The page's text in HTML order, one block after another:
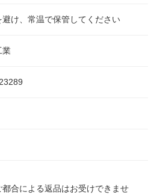
避け、常温で保管してください
業
都合による返品はお受けできませ